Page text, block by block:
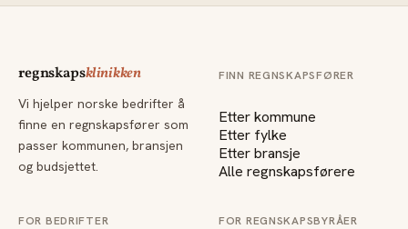
regnskapsklinikken
Vi hjelper norske bedrifter å
finne en regnskapsfører som
passer kommunen, bransjen
og budsjettet.
FINN REGNSKAPSFØRER
Etter kommune
Etter fylke
Etter bransje
Alle regnskapsførere
FOR BEDRIFTER FOR REGNSKAPSBYRÅER